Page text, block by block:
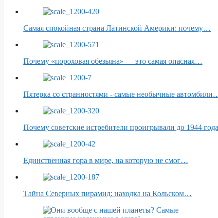
Самая спокойная страна Латинской Америки: почему…
Почему «пороховая обезьяна» — это самая опасная…
Пятерка со странностями - самые необычные
Почему советские истребители проигрывали до 1944
Единственная гора в мире, на которую не смог…
Тайна Северных пирамид: находка на Кольском…